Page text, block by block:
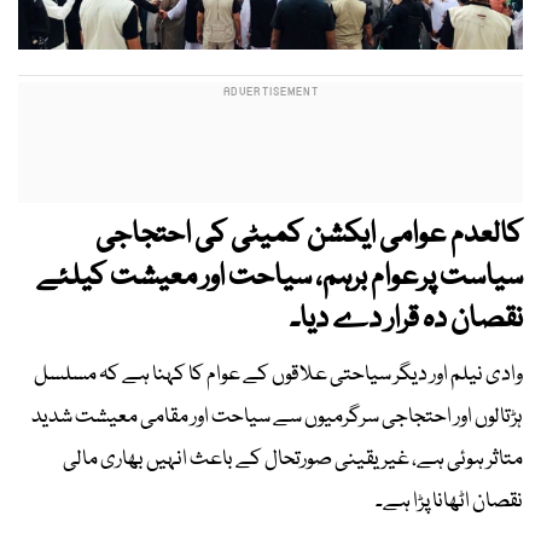
کالعدم عوامی ایکشن کمیٹی کی احتجاجی
سیاست پرعوام برہم، سیاحت اور معیشت کیلئے
نقصان دہ قرار دے دیا۔
وادی نیلم اور دیگر سیاحتی علاقوں کے عوام کا کہنا ہے کہ مسلسل
ہڑتالوں اور احتجاجی سرگرمیوں سے سیاحت اور مقامی معیشت شدید
متاثر ہوئی ہے، غیر یقینی صورتحال کے باعث انہیں بھاری مالی
نقصان اٹھانا پڑا ہے۔